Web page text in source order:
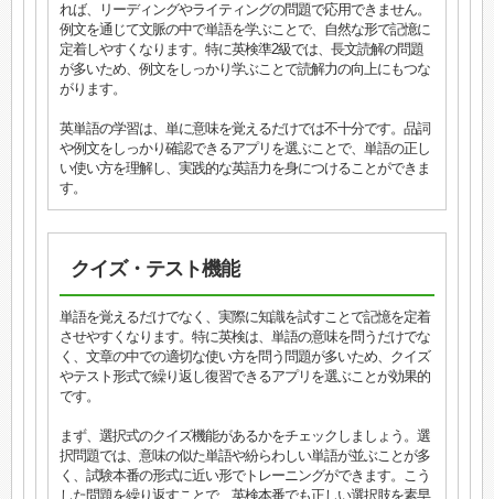
れば、リーディングやライティングの問題で応用できません。
例文を通じて文脈の中で単語を学ぶことで、自然な形で記憶に
定着しやすくなります。特に英検準2級では、長文読解の問題
が多いため、例文をしっかり学ぶことで読解力の向上にもつな
がります。
英単語の学習は、単に意味を覚えるだけでは不十分です。品詞
や例文をしっかり確認できるアプリを選ぶことで、単語の正し
い使い方を理解し、実践的な英語力を身につけることができま
す。
クイズ・テスト機能
単語を覚えるだけでなく、実際に知識を試すことで記憶を定着
させやすくなります。特に英検は、単語の意味を問うだけでな
く、文章の中での適切な使い方を問う問題が多いため、クイズ
やテスト形式で繰り返し復習できるアプリを選ぶことが効果的
です。
まず、選択式のクイズ機能があるかをチェックしましょう。選
択問題では、意味の似た単語や紛らわしい単語が並ぶことが多
く、試験本番の形式に近い形でトレーニングができます。こう
した問題を繰り返すことで、英検本番でも正しい選択肢を素早